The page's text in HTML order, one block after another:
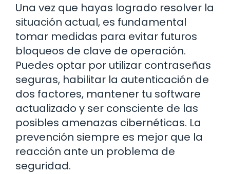
Una vez que hayas logrado resolver la
situación actual, es fundamental
tomar medidas para evitar futuros
bloqueos de clave de operación.
Puedes optar por utilizar contraseñas
seguras, habilitar la autenticación de
dos factores, mantener tu software
actualizado y ser consciente de las
posibles amenazas cibernéticas. La
prevención siempre es mejor que la
reacción ante un problema de
seguridad.